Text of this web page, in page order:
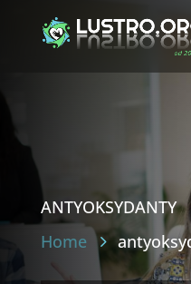
antyoksydanty
Home